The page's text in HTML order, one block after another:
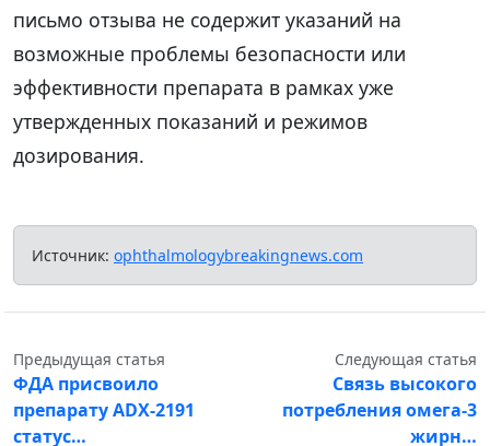
письмо отзыва не содержит указаний на
возможные проблемы безопасности или
эффективности препарата в рамках уже
утвержденных показаний и режимов
дозирования.
Источник: ophthalmologybreakingnews.com
Предыдущая статья
ФДА присвоило
препарату ADX-2191
статус…
Следующая статья
Связь высокого
потребления омега-3
жирн…